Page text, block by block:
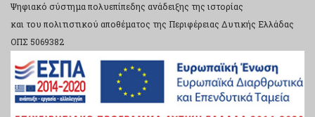
Ψηφιακό σύστημα πολυεπίπεδης ανάδειξης της ιστορίας
και του πολιτιστικού αποθέματος της Περιφέρειας Δυτικής Ελλάδας
ΟΠΣ 5069382